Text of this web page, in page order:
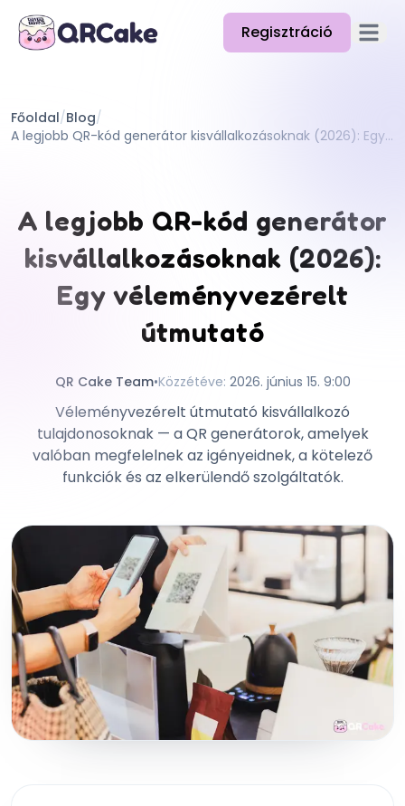
Regisztráció
Árazás
Dokumentáció
Súgó
Főoldal/Blog/
A legjobb QR-kód generátor kisvállalkozásoknak (2026): Egy véleményvezérelt útmutató
A legjobb QR-kód generátor
kisvállalkozásoknak (2026):
Egy véleményvezérelt
útmutató
QR Cake Team•Közzétéve: 2026. június 15. 9:00
Véleményvezérelt útmutató kisvállalkozó
tulajdonosoknak — a QR generátorok, amelyek
valóban megfelelnek az igényeidnek, a kötelező
funkciók és az elkerülendő szolgáltatók.